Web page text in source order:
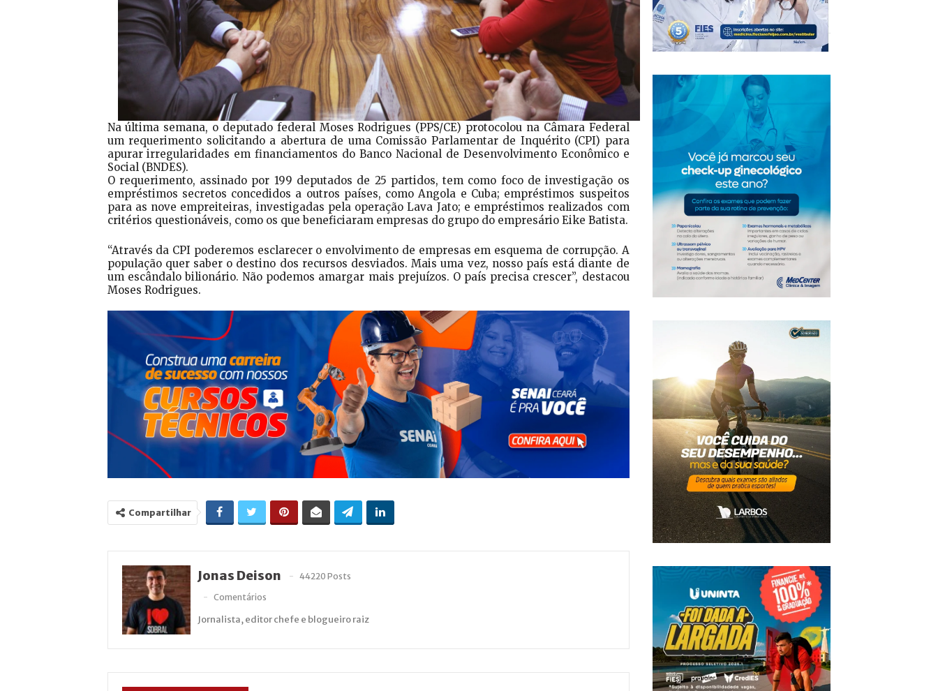
Na última semana, o deputado federal Moses Rodrigues (PPS/CE) protocolou na Câmara Federal
um requerimento solicitando a abertura de uma Comissão Parlamentar de Inquérito (CPI) para
apurar irregularidades em financiamentos do Banco Nacional de Desenvolvimento Econômico e
Social (BNDES).
O requerimento, assinado por 199 deputados de 25 partidos, tem como foco de investigação os
empréstimos secretos concedidos a outros países, como Angola e Cuba; empréstimos suspeitos
para as nove empreiteiras, investigadas pela operação Lava Jato; e empréstimos realizados com
critérios questionáveis, como os que beneficiaram empresas do grupo do empresário Eike Batista.
“Através da CPI poderemos esclarecer o envolvimento de empresas em esquema de corrupção. A
população quer saber o destino dos recursos desviados. Mais uma vez, nosso país está diante de
um escândalo bilionário. Não podemos amargar mais prejuízos. O país precisa crescer”, destacou
Moses Rodrigues.
Compartilhar
Jonas Deison
44220 Posts
Comentários
Jornalista, editor chefe e blogueiro raiz